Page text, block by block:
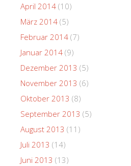
April 2014 (10)
März 2014 (5)
Februar 2014 (7)
Januar 2014 (9)
Dezember 2013 (5)
November 2013 (6)
Oktober 2013 (8)
September 2013 (5)
August 2013 (11)
Juli 2013 (14)
Juni 2013 (13)